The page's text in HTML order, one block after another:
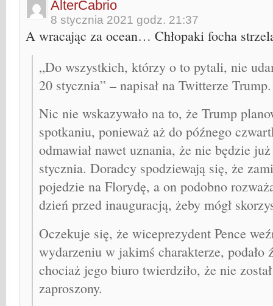
AlterCabrio
8 stycznia 2021 godz. 21:37
A wracając za ocean… Chłopaki focha
„Do wszystkich, którzy o to pytali, nie
20 stycznia” – napisał na Twitterze Trump.
Nic nie wskazywało na to, że Trump
spotkaniu, ponieważ aż do późnego
odmawiał nawet uznania, że nie będzie
stycznia. Doradcy spodziewają się, że
pojedzie na Florydę, a on podobno
dzień przed inauguracją, żeby mógł
Oczekuje się, że wiceprezydent Pence
wydarzeniu w jakimś charakterze, podało
chociaż jego biuro twierdziło, że nie
zaproszony.